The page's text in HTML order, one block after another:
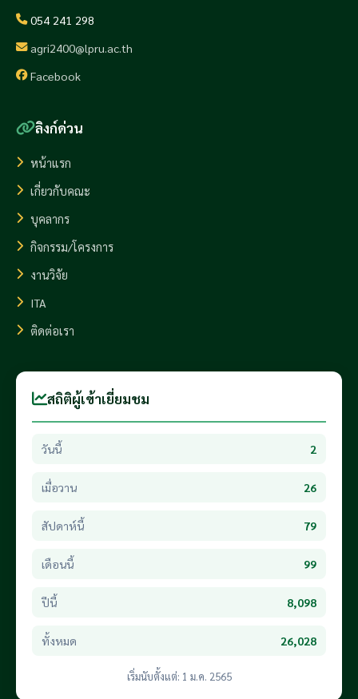
054 241 298
agri2400@lpru.ac.th
Facebook
ลิงก์ด่วน
หน้าแรก
เกี่ยวกับคณะ
บุคลากร
กิจกรรม/โครงการ
งานวิจัย
ITA
ติดต่อเรา
สถิติผู้เข้าเยี่ยมชม
วันนี้ 2
เมื่อวาน 26
สัปดาห์นี้ 79
เดือนนี้ 99
ปีนี้ 8,098
ทั้งหมด 26,028
เริ่มนับตั้งแต่: 1 ม.ค. 2565